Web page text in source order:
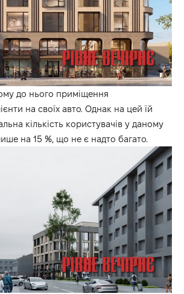
до нього приміщення
на своїх авто. Однак на цей їй
кількість користувачів у даному
на 15 %, що не є надто багато.